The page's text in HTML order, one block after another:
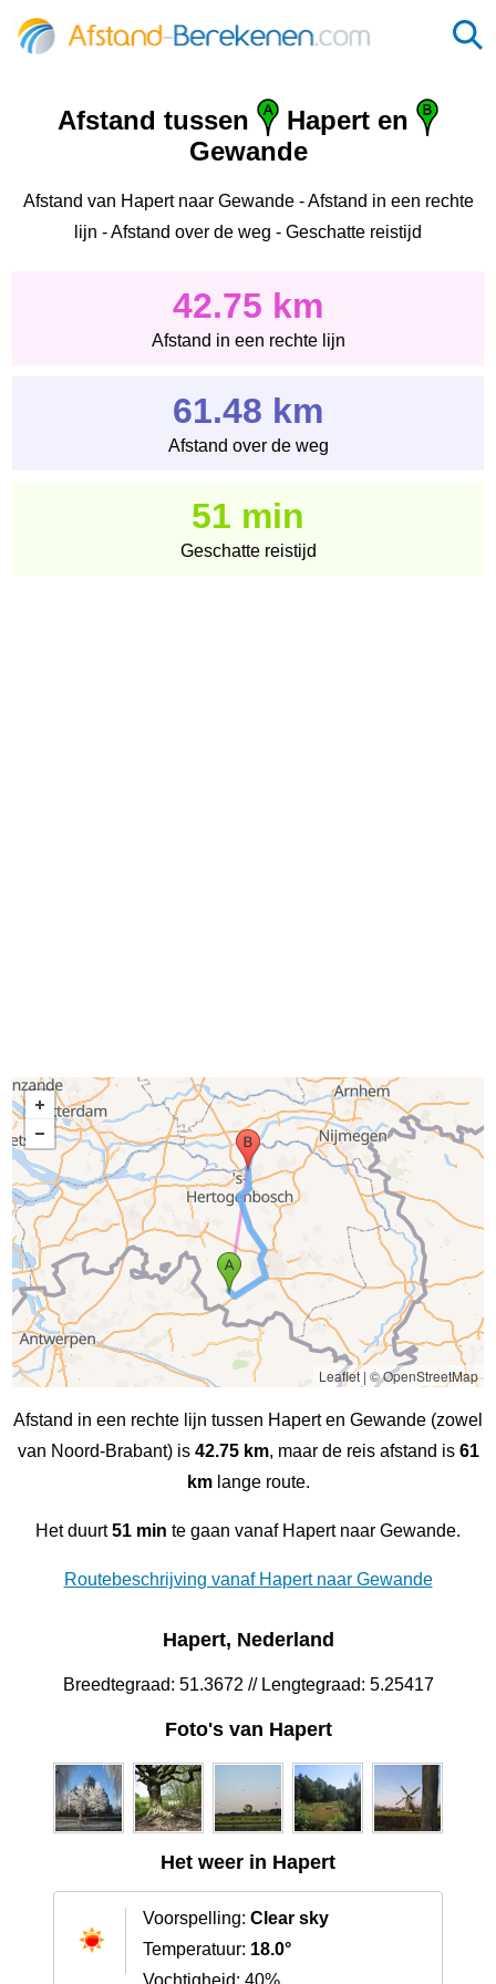
Afstand tussen
Hapert en
Gewande
Afstand van Hapert naar Gewande - Afstand in een rechte
lijn - Afstand over de weg - Geschatte reistijd
42.75 km
Afstand in een rechte lijn
61.48 km
Afstand over de weg
51 min
Geschatte reistijd
Leaflet| © OpenStreetMap
Afstand in een rechte lijn tussen Hapert en Gewande (zowel
van Noord-Brabant) is 42.75 km, maar de reis afstand is 61
kmlange route.
Het duurt51 min te gaan vanaf Hapert naar Gewande.
Routebeschrijving vanaf Hapert naar Gewande
Hapert, Nederland
Breedtegraad: 51.3672 // Lengtegraad: 5.25417
Foto's van Hapert
Het weer in Hapert
Voorspelling: Clear sky
Temperatuur: 18.0°